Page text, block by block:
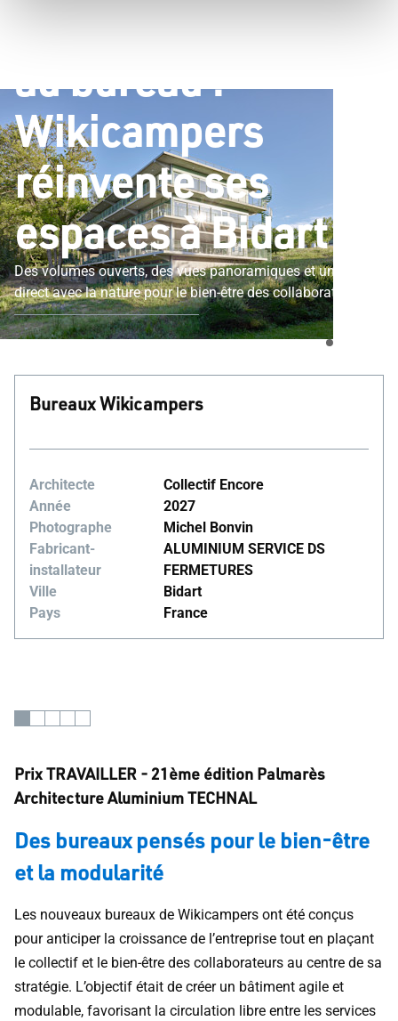
Se sentir chez soi
au bureau :
Wikicampers
réinvente ses
espaces à Bidart
Des volumes ouverts, des vues panoramiques et un lien
direct avec la nature pour le bien-être des collaborateurs
Bureaux Wikicampers
Architecte
Collectif Encore
Année
2027
Photographe
Michel Bonvin
Fabricant-
installateur
ALUMINIUM SERVICE DS
FERMETURES
Ville
Bidart
Pays
France
Prix TRAVAILLER - 21ème édition Palmarès
Architecture Aluminium TECHNAL
Des bureaux pensés pour le bien-être
et la modularité
Les nouveaux bureaux de Wikicampers ont été conçus
pour anticiper la croissance de l’entreprise tout en plaçant
le collectif et le bien-être des collaborateurs au centre de sa
stratégie. L’objectif était de créer un bâtiment agile et
modulable, favorisant la circulation libre entre les services